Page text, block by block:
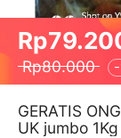
Rp80.000 -
GERATIS
UK jumbo 1Kg